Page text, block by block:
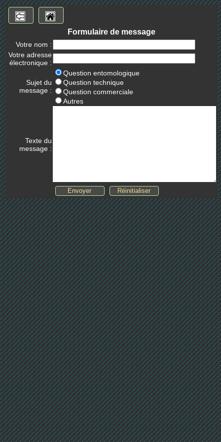
Formulaire de message
Votre nom :
Votre adresse
électronique :
Sujet du
message :
Question entomologique
Question technique
Question commerciale
Autres
Texte du
message :